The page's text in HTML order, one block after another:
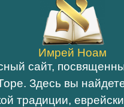
Имрей Ноам
сайт,
Здесь вы
традиции,